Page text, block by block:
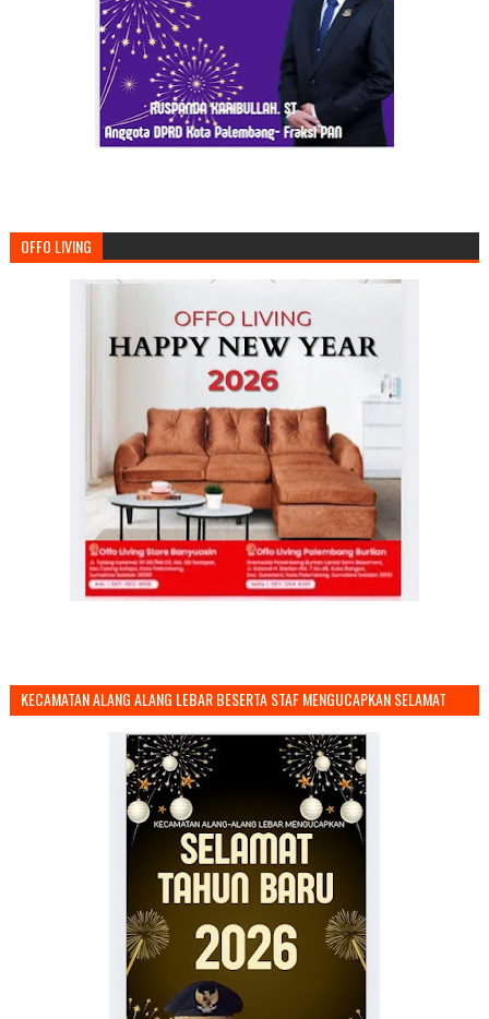
OFFO LIVING
KECAMATAN ALANG ALANG LEBAR BESERTA STAF MENGUCAPKAN SELAMAT